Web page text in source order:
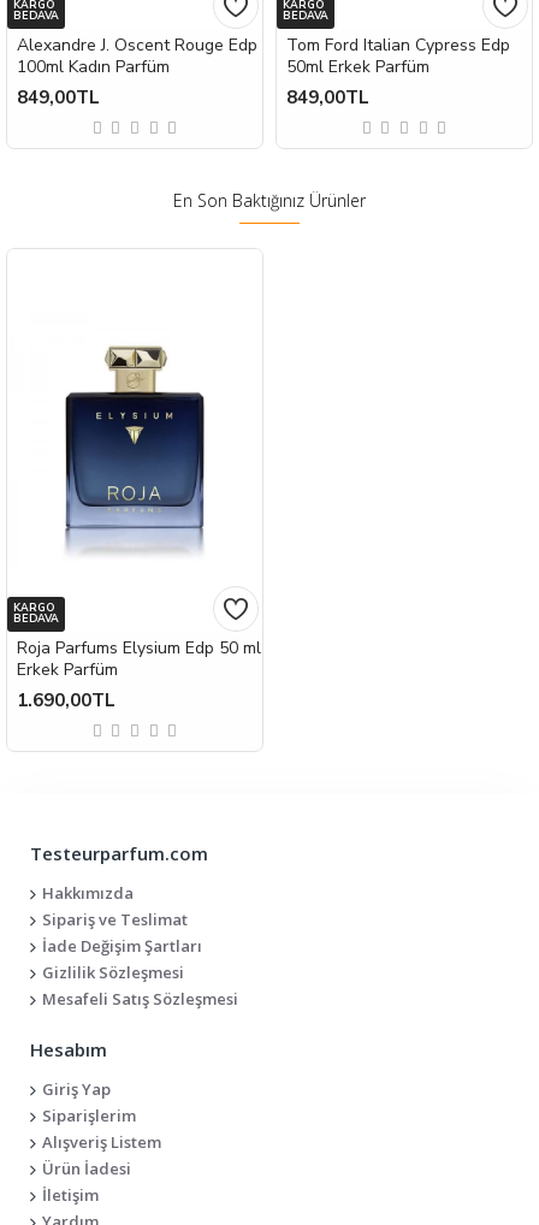
KARGO
BEDAVA
Alexandre J. Oscent Rouge Edp
100ml Kadın Parfüm
849,00TL
KARGO
BEDAVA
Tom Ford Italian Cypress Edp
50ml Erkek Parfüm
849,00TL
En Son Baktığınız Ürünler
KARGO
BEDAVA
Roja Parfums Elysium Edp 50 ml
Erkek Parfüm
1.690,00TL
Testeurparfum.com
Hakkımızda
Sipariş ve Teslimat
İade Değişim Şartları
Gizlilik Sözleşmesi
Mesafeli Satış Sözleşmesi
Hesabım
Giriş Yap
Siparişlerim
Alışveriş Listem
Ürün İadesi
İletişim